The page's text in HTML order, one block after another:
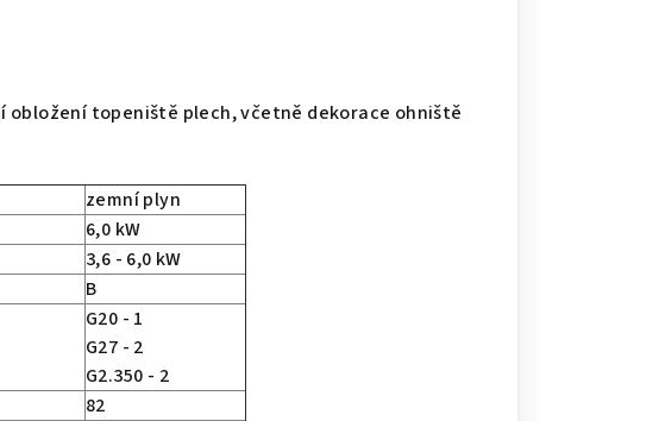
obložení topeniště plech, včetně dekorace ohniště
zemní plyn
6,0 kW
3,6 - 6,0 kW
B
G20 - 1
G27 - 2
G2.350 - 2
82